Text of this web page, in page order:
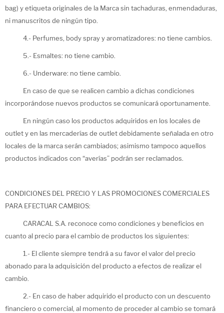
bag) y etiqueta originales de la Marca sin tachaduras, enmendaduras,
ni manuscritos de ningún tipo.
4.- Perfumes, body spray y aromatizadores: no tiene cambios.
5.- Esmaltes: no tiene cambio.
6.- Underware: no tiene cambio.
En caso de que se realicen cambio a dichas condiciones
incorporándose nuevos productos se comunicará oportunamente.
En ningún caso los productos adquiridos en los locales de
outlet y en las mercaderías de outlet debidamente señalada en otro
locales de la marca serán cambiados; asimismo tampoco aquellos
productos indicados con “averías” podrán ser reclamados.
CONDICIONES DEL PRECIO Y LAS PROMOCIONES COMERCIALES
PARA EFECTUAR CAMBIOS:
CARACAL S.A. reconoce como condiciones y beneficios en
cuanto al precio para el cambio de productos los siguientes:
1.- El cliente siempre tendrá a su favor el valor del precio
abonado para la adquisición del producto a efectos de realizar el
cambio.
2.- En caso de haber adquirido el producto con un descuento
financiero o comercial, al momento de proceder al cambio se tomará